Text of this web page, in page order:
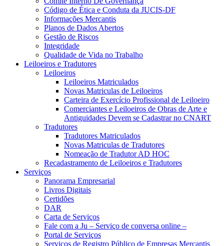
Código de Ética e Conduta da JUCIS-DF
Informações Mercantis
Planos de Dados Abertos
Gestão de Riscos
Integridade
Qualidade de Vida no Trabalho
Leiloeiros e Tradutores
Leiloeiros
Leiloeiros Matriculados
Novas Matriculas de Leiloeiros
Carteira de Exercício Profissional de Leiloeiro
Comerciantes e Leiloeiros de Obras de Arte e
Antiguidades Devem se Cadastrar no CNART
Tradutores
Tradutores Matriculados
Novas Matriculas de Tradutores
Nomeação de Tradutor AD HOC
Recadastramento de Leiloeiros e Tradutores
Serviços
Panorama Empresarial
Livros Digitais
Certidões
DAR
Carta de Serviços
Fale com a Ju – Serviço de conversa online –
Portal de Serviços
Serviços de Registro Público de Empresas Mercantis